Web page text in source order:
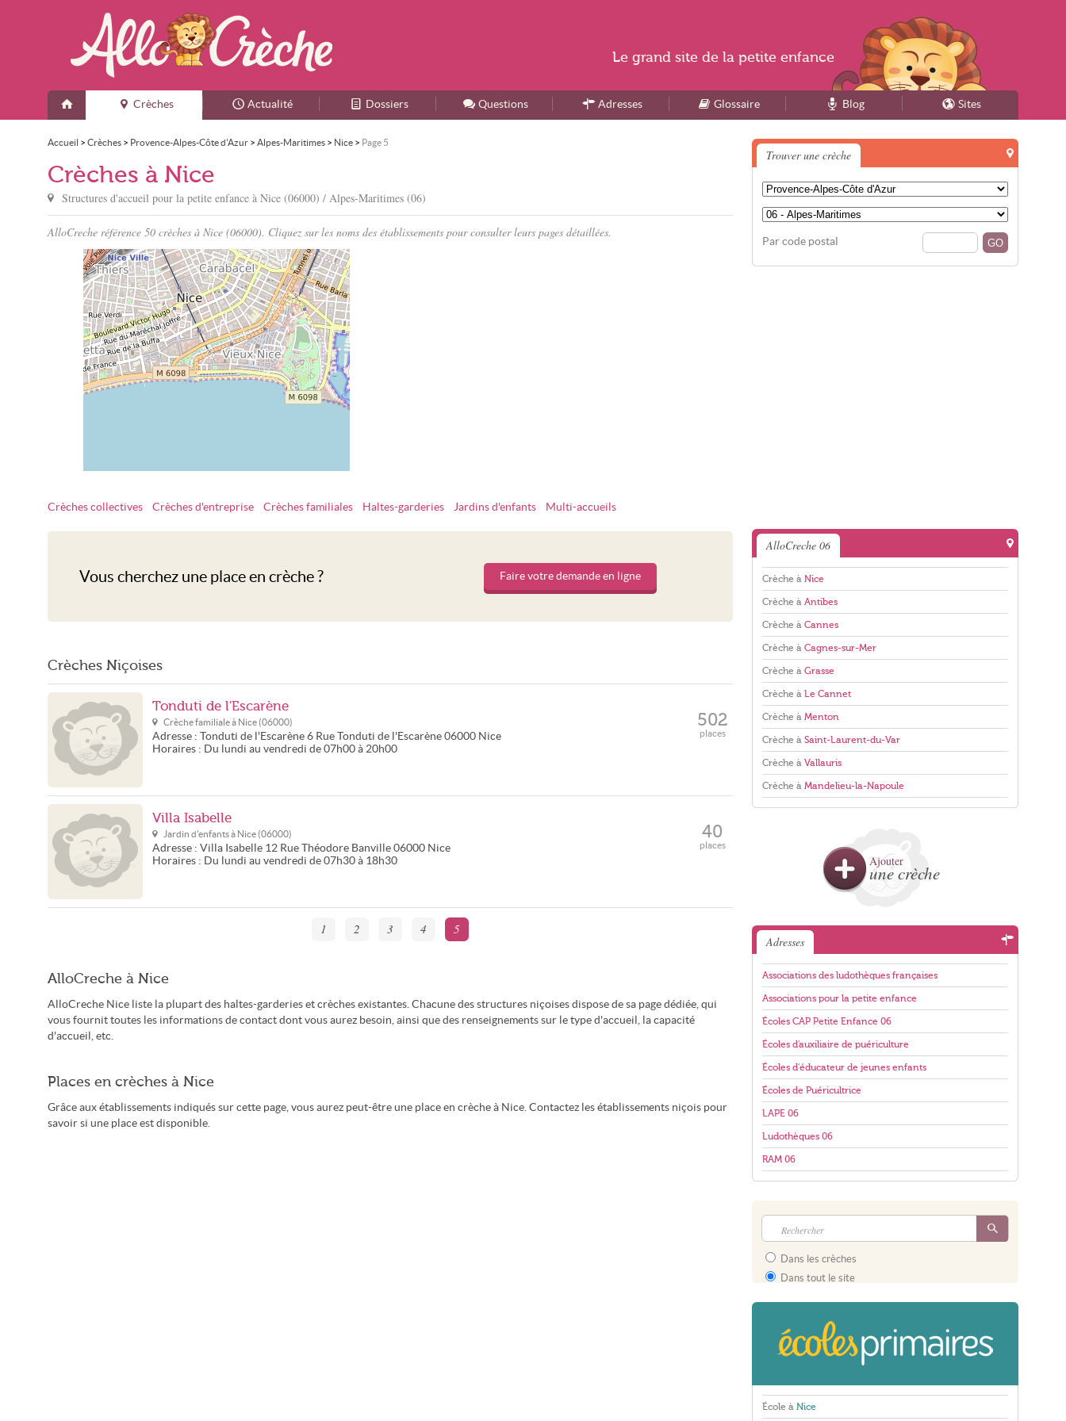
Accueil
Crèches Actualité Dossiers Questions Adresses Glossaire Blog Sites
Accueil > Crèches > Provence-Alpes-Côte d'Azur > Alpes-Maritimes > Nice > Page 5
Crèches à Nice
Structures d'accueil pour la petite enfance à Nice (06000) / Alpes-Maritimes (06)
AlloCreche référence 50 crèches à Nice (06000). Cliquez sur les noms des établissements pour consulter leurs pages détaillées.
Crèche Nice
Crèches collectives Crèches d'entreprise Crèches familiales Haltes-garderies Jardins d'enfants Multi-accueils
Vous cherchez une place en crèche ? Faire votre demande en ligne
Crèches Niçoises
Tonduti de l'Escarène
Crèche familiale à Nice (06000)
Adresse : Tonduti de l'Escarène 6 Rue Tonduti de l'Escarène 06000 Nice
Horaires : Du lundi au vendredi de 07h00 à 20h00
502
places
Villa Isabelle
Jardin d'enfants à Nice (06000)
Adresse : Villa Isabelle 12 Rue Théodore Banville 06000 Nice
Horaires : Du lundi au vendredi de 07h30 à 18h30
40
places
1 2 3 4 5
AlloCreche à Nice
AlloCreche Nice liste la plupart des haltes-garderies et crèches existantes. Chacune des structures niçoises dispose de sa page dédiée, qui
vous fournit toutes les informations de contact dont vous aurez besoin, ainsi que des renseignements sur le type d'accueil, la capacité
d'accueil, etc.
Places en crèches à Nice
Grâce aux établissements indiqués sur cette page, vous aurez peut-être une place en crèche à Nice. Contactez les établissements niçois pour
savoir si une place est disponible.
Trouver une crèche
Par code postal
AlloCreche 06
Crèche à Nice
Crèche à Antibes
Crèche à Cannes
Crèche à Cagnes-sur-Mer
Crèche à Grasse
Crèche à Le Cannet
Crèche à Menton
Crèche à Saint-Laurent-du-Var
Crèche à Vallauris
Crèche à Mandelieu-la-Napoule
Ajouter
une crèche
Adresses
Associations des ludothèques françaises
Associations pour la petite enfance
Écoles CAP Petite Enfance 06
Écoles d'auxiliaire de puériculture
Écoles d'éducateur de jeunes enfants
Écoles de Puéricultrice
LAPE 06
Ludothèques 06
RAM 06
Dans les crèches
Dans tout le site
École à Nice
Le grand site de la petite enfance